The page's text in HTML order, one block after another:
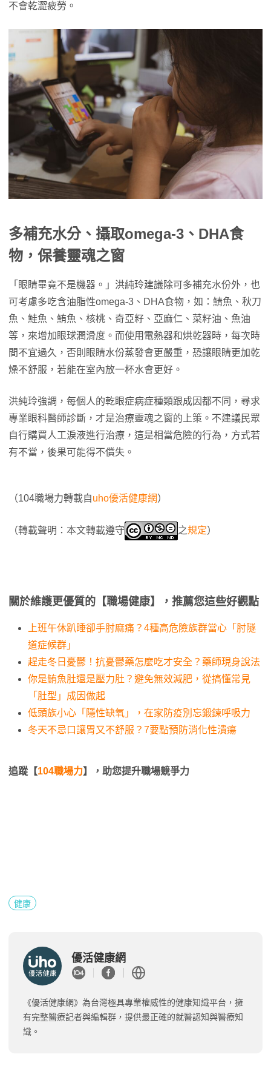
不會乾澀疲勞。
多補充水分、攝取omega-3、DHA食
物，保養靈魂之窗
「眼睛畢竟不是機器。」洪純玲建議除可多補充水份外，也
可考慮多吃含油脂性omega-3、DHA食物，如：鯖魚、秋刀
魚、鮭魚、鮪魚、核桃、奇亞籽、亞麻仁、菜籽油、魚油
等，來增加眼球潤滑度。而使用電熱器和烘乾器時，每次時
間不宜過久，否則眼睛水份蒸發會更嚴重，恐讓眼睛更加乾
燥不舒服，若能在室內放一杯水會更好。
洪純玲強調，每個人的乾眼症病症種類跟成因都不同，尋求
專業眼科醫師診斷，才是治療靈魂之窗的上策。不建議民眾
自行購買人工淚液進行治療，這是相當危險的行為，方式若
有不當，後果可能得不償失。
（104職場力轉載自uho優活健康網）
（轉載聲明：本文轉載遵守 之規定）
關於維護更優質的【職場健康】，推薦您這些好觀點
上班午休趴睡卻手肘麻痛？4種高危險族群當心「肘隧
道症候群」
趕走冬日憂鬱！抗憂鬱藥怎麼吃才安全？藥師現身說法
你是鮪魚肚還是壓力肚？避免無效減肥，從搞懂常見
「肚型」成因做起
低頭族小心「隱性缺氧」，在家防疫別忘鍛鍊呼吸力
冬天不忌口讓胃又不舒服？7要點預防消化性潰瘍
追蹤【104職場力】，助您提升職場競爭力
健康
優活健康網
《優活健康網》為台灣極具專業權威性的健康知識平台，擁
有完整醫療記者與編輯群，提供最正確的就醫認知與醫療知
識。